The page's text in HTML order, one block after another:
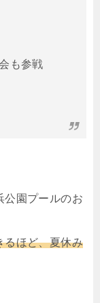
も参戦
公園プールのお
るほど、夏休み